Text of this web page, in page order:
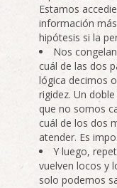
Estamos
información
hipótesis si la
Nos
cuál de las dos
lógica decimos
rigidez. Un
que no somos
cuál de los dos
atender. Es
Y luego,
vuelven locos y
solo podemos